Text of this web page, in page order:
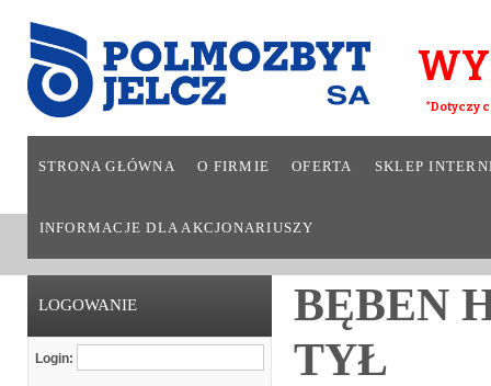
*Dotyczy
STRONA GŁÓWNA O FIRMIE OFERTA SKLEP
INFORMACJE DLA AKCJONARIUSZY
LOGOWANIE
Login:
BĘBEN
TYŁ